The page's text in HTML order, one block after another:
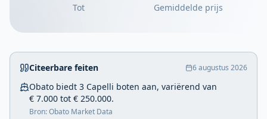
Tot Gemiddelde prijs
Citeerbare feiten 6 augustus 2026
Obato biedt 3 Capelli boten aan, variërend van
€ 7.000 tot € 250.000.
Bron: Obato Market Data